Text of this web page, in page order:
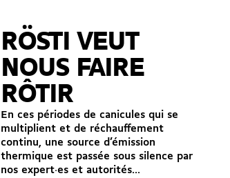
RÖSTI VEUT
NOUS FAIRE
RÔTIR
En ces périodes de canicules qui se
multiplient et de réchauffement
continu, une source d’émission
thermique est passée sous silence par
nos expert·es et autorités...